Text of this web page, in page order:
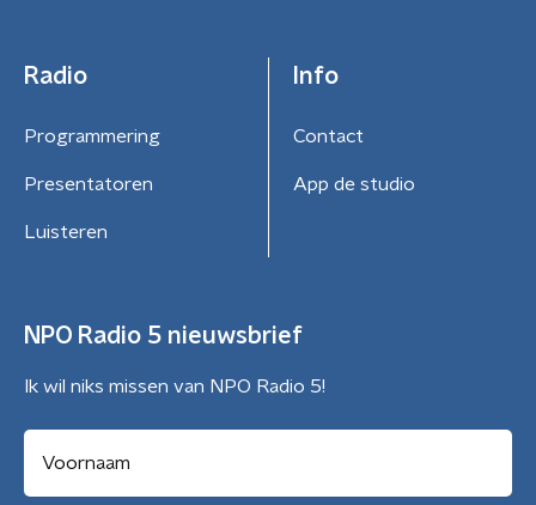
Radio
Programmering
Presentatoren
Luisteren
Info
Contact
App de studio
NPO Radio 5 nieuwsbrief
Ik wil niks missen van NPO Radio 5!